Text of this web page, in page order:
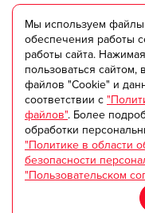
TILIM.RU
Портал tilim - ваш
выборе любых услуг.
Если у вас возникли
tilim@tilim.ru
Данный сайт
информацией между
не несет
Мы используем
обеспечения работы
работы сайта.
пользоваться сайтом,
файлов "Cookie" и
соответствии с
файлов". Более
обработки
"Политике в области
безопасности
"Пользовательском